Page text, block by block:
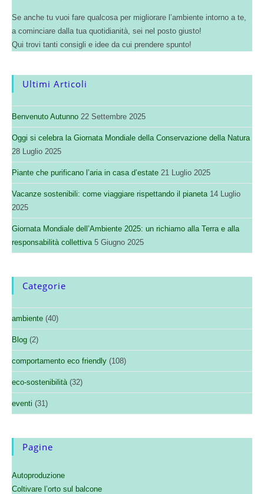
Se anche tu vuoi fare qualcosa per migliorare l’ambiente intorno a te,
a cominciare dalla tua quotidianità, sei nel posto giusto!
Qui trovi tanti consigli e idee da cui prendere spunto!
Ultimi Articoli
Benvenuto Autunno 22 Settembre 2025
Oggi si celebra la Giornata Mondiale della Conservazione della Natura
28 Luglio 2025
Piante che purificano l’aria in casa d’estate 21 Luglio 2025
Vacanze sostenibili: come viaggiare rispettando il pianeta 14 Luglio
2025
Giornata Mondiale dell’Ambiente 2025: un richiamo alla Terra e alla
responsabilità collettiva 5 Giugno 2025
Categorie
ambiente (40)
Blog (2)
comportamento eco friendly (108)
eco-sostenibilità (32)
eventi (31)
Pagine
Autoproduzione
Coltivare l’orto sul balcone